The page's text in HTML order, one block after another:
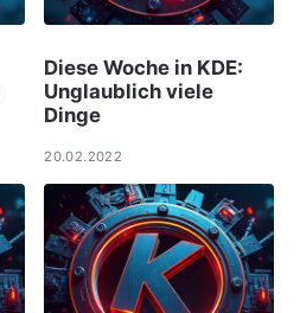
Diese Woche in KDE:
Unglaublich viele
Dinge
20.02.2022